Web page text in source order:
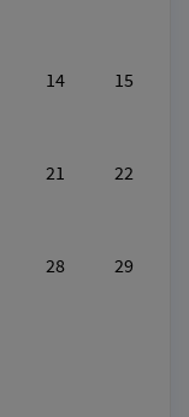
14 15
21 22
28 29